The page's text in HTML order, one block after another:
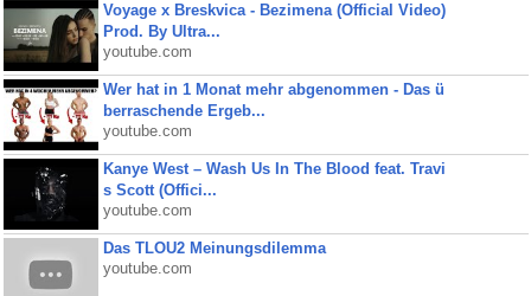
Voyage x Breskvica - Bezimena (Official Video)
Prod. By Ultra...
youtube.com
Wer hat in 1 Monat mehr abgenommen - Das ü
berraschende Ergeb...
youtube.com
Kanye West – Wash Us In The Blood feat. Travi
s Scott (Offici...
youtube.com
Das TLOU2 Meinungsdilemma
youtube.com